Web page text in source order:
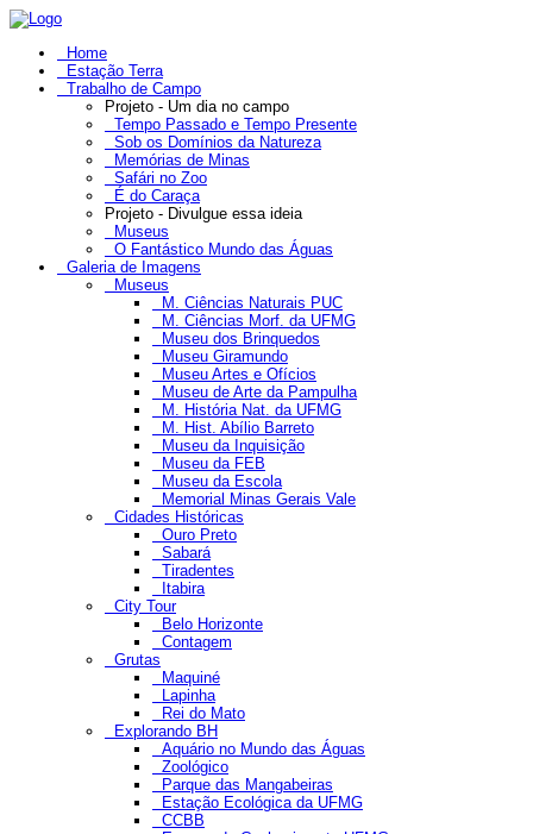
Home
Estação Terra
Trabalho de Campo
Projeto - Um dia no campo
Tempo Passado e Tempo Presente
Sob os Domínios da Natureza
Memórias de Minas
Safári no Zoo
É do Caraça
Projeto - Divulgue essa ideia
Museus
O Fantástico Mundo das Águas
Galeria de Imagens
Museus
M. Ciências Naturais PUC
M. Ciências Morf. da UFMG
Museu dos Brinquedos
Museu Giramundo
Museu Artes e Ofícios
Museu de Arte da Pampulha
M. História Nat. da UFMG
M. Hist. Abílio Barreto
Museu da Inquisição
Museu da FEB
Museu da Escola
Memorial Minas Gerais Vale
Cidades Históricas
Ouro Preto
Sabará
Tiradentes
Itabira
City Tour
Belo Horizonte
Contagem
Grutas
Maquiné
Lapinha
Rei do Mato
Explorando BH
Aquário no Mundo das Águas
Zoológico
Parque das Mangabeiras
Estação Ecológica da UFMG
CCBB